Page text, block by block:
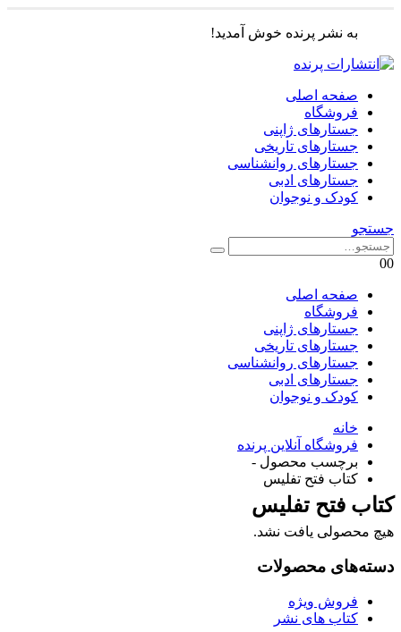
به نشر پرنده خوش آمدید!
صفحه اصلی
فروشگاه
جستارهای ژاپنی
جستارهای تاریخی
جستارهای روانشناسی
جستارهای ادبی
کودک و نوجوان
جستجو
00
صفحه اصلی
فروشگاه
جستارهای ژاپنی
جستارهای تاریخی
جستارهای روانشناسی
جستارهای ادبی
کودک و نوجوان
خانه
فروشگاه آنلاین پرنده
برچسب محصول -
کتاب فتح تفلیس
کتاب فتح تفلیس
هیچ محصولی یافت نشد.
دسته‌های محصولات
فروش ویژه
کتاب های نشر